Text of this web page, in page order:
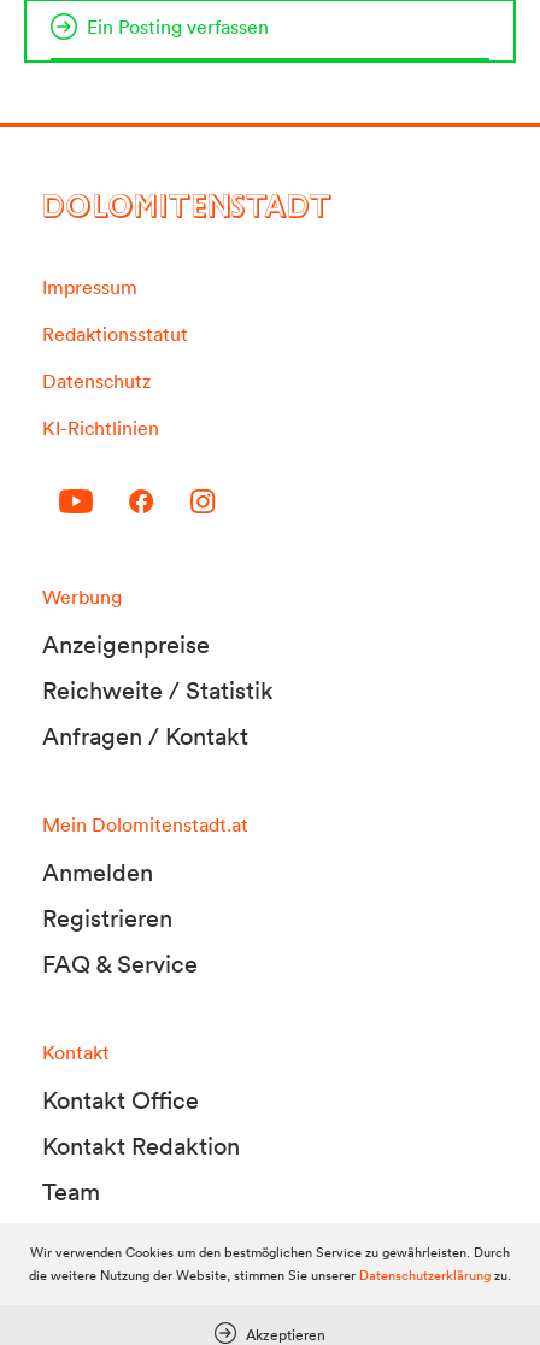
Ein Posting verfassen
DOLOMITENSTADT
Impressum
Redaktionsstatut
Datenschutz
KI-Richtlinien
Werbung
Anzeigenpreise
Reichweite / Statistik
Anfragen / Kontakt
Mein Dolomitenstadt.at
Anmelden
Registrieren
FAQ & Service
Kontakt
Kontakt Office
Kontakt Redaktion
Team
© 2010-2026 Dolomitenstadt.at
Wir verwenden Cookies um den bestmöglichen Service zu gewährleisten. Durch
die weitere Nutzung der Website, stimmen Sie unserer Datenschutzerklärungzu.
Akzeptieren